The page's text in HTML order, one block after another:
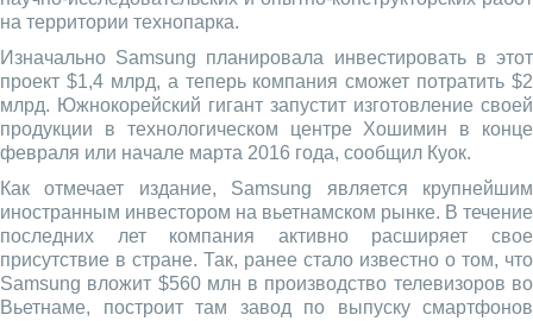
на территории технопарка.
Изначально Samsung планировала инвестировать в этот
проект $1,4 млрд, а теперь компания сможет потратить $2
млрд. Южнокорейский гигант запустит изготовление своей
продукции в технологическом центре Хошимин в конце
февраля или начале марта 2016 года, сообщил Куок.
Как отмечает издание, Samsung является крупнейшим
иностранным инвестором на вьетнамском рынке. В течение
последних лет компания активно расширяет свое
присутствие в стране. Так, ранее стало известно о том, что
Samsung вложит $560 млн в производство телевизоров во
Вьетнаме, построит там завод по выпуску смартфонов